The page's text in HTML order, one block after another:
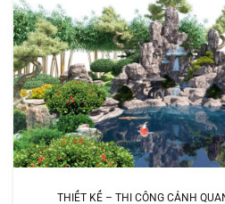
THIẾT KẾ – THI CÔNG CẢNH